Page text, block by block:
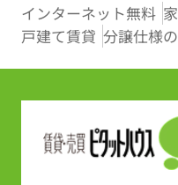
インターネット無料
戸建て賃貸 分譲仕様